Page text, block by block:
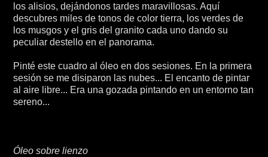
los alisios, dejándonos tardes maravillosas. Aquí
descubres miles de tonos de color tierra, los verdes de
los musgos y el gris del granito cada uno dando su
peculiar destello en el panorama.
Pinté este cuadro al óleo en dos sesiones. En la primera
sesión se me disiparon las nubes... El encanto de pintar
al aire libre... Era una gozada pintando en un entorno tan
sereno...
Óleo sobre lienzo